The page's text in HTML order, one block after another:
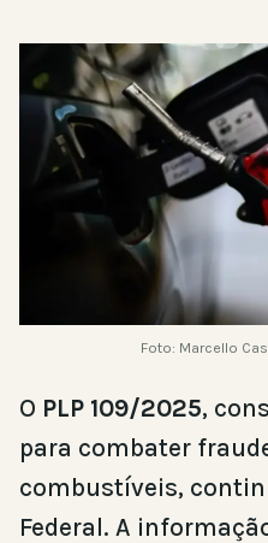
Foto: Marcello
O PLP 109/2025,
para combater
combustíveis,
Federal. A